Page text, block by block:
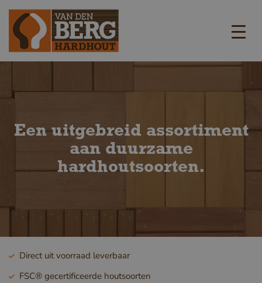
Een uitgebreid assortiment
aan duurzame
hardhoutsoorten.
Direct uit voorraad leverbaar
FSC® gecertificeerde houtsoorten